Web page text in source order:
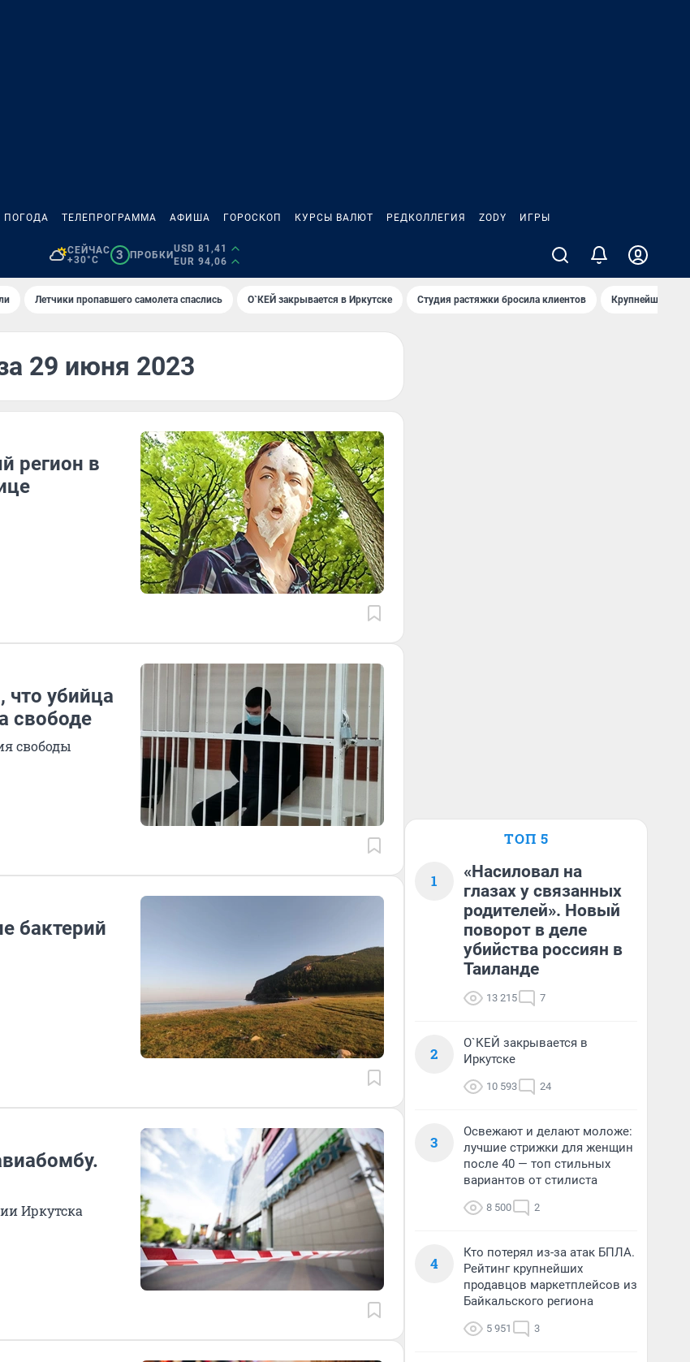
ПОГОДА ТЕЛЕПРОГРАММА АФИША ГОРОСКОП КУРСЫ ВАЛЮТ РЕДКОЛЛЕГИЯ ZODY ИГРЫ
СЕЙЧАС
+30°C
3 ПРОБКИ
USD 81,41
EUR 94,06
Летчики пропавшего самолета спаслись О`КЕЙ закрывается в Иркутске Студия растяжки бросила клиентов Крупнейшие
29 июня 2023
регион в
что убийца
свободе
свободы
бактерий
Иркутска
ТОП 5
1
«Насиловал на
глазах у связанных
родителей». Новый
поворот в деле
убийства россиян в
Таиланде
13 215 7
2
О`КЕЙ закрывается в
Иркутске
10 593 24
3
Освежают и делают моложе:
лучшие стрижки для женщин
после 40 — топ стильных
вариантов от стилиста
8 500 2
4
Кто потерял из-за атак БПЛА.
Рейтинг крупнейших
продавцов маркетплейсов из
Байкальского региона
5 951 3